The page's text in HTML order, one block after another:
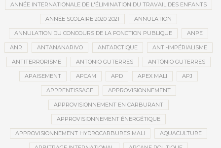
ANNÉE INTERNATIONALE DE L'ÉLIMINATION DU TRAVAIL DES ENFANTS
ANNÉE SCOLAIRE 2020-2021 ANNULATION
ANNULATION DU CONCOURS DE LA FONCTION PUBLIQUE ANPE
ANR ANTANANARIVO ANTARCTIQUE ANTI-IMPÉRIALISME
ANTITERRORISME ANTONIO GUTERRES ANTÓNIO GUTERRES
APAISEMENT APCAM APD APEX MALI APJ
APPRENTISSAGE APPROVISIONNEMENT
APPROVISIONNEMENT EN CARBURANT
APPROVISIONNEMENT ÉNERGÉTIQUE
APPROVISIONNEMENT HYDROCARBURES MALI AQUACULTURE